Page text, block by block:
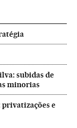
subidas de
minorias
e